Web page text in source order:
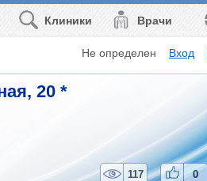
Врачи
Клиники
Не определен Вход
20 *
117 0